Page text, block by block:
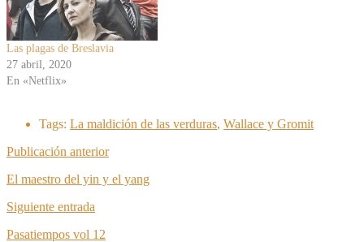
Las plagas de Breslavia
27 abril, 2020
En «Netflix»
Tags: La maldición de las verduras, Wallace y Gromit
Publicación anterior
El maestro del yin y el yang
Siguiente entrada
Pasatiempos vol 12